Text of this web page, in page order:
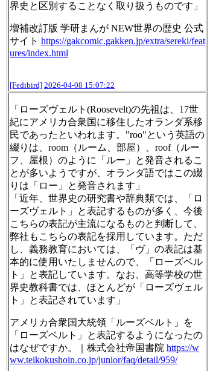
界史と区別することなく取り扱うものです」
増補改訂版 学研まんが NEW世界の歴史 公式
サイト https://gakcomic.gakken.jp/extra/sereki/feat
ures/index.html
[Fedibird] 2026-04-08 15:07:22
「ローズヴェルト(Roosevelt)の先祖は、17世
紀にアメリカ合衆国に移住したオランダ系移
民であったといわれます。"roo"という英語の
綴りは、room（ルーム、部屋）、roof（ルー
フ、屋根）のように「ルー」と発音されるこ
とが多いようですが、オランダ語ではこの綴
りは「ロー」と発音されます」
「近年、世界史の研究書や辞典類では、「ロ
ーズヴェルト」と表記するものが多く、今後
こちらの表記が主流になるものと判断して、
弊社もこちらの表記を採用しています。ただ
し、義務教育においては、「ヴ」の表記は基
本的に使用いたしませんので、「ローズベル
ト」と表記しています。なお、高等学校の世
界史教科書では、ほとんどが「ローズヴェル
ト」と表記されています」
アメリカ合衆国大統領「ルーズベルト」を
「ローズベルト」と表記するようになったの
はなぜですか。｜株式会社帝国書院 https://w
ww.teikokushoin.co.jp/junior/faq/detail/959/